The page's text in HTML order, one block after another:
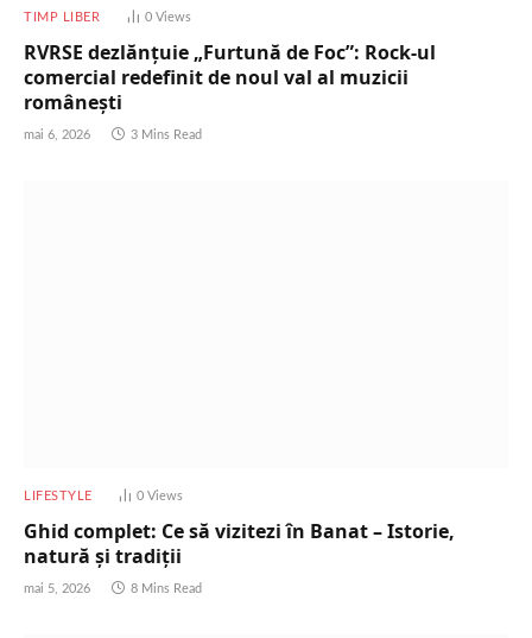
TIMP LIBER 0 Views
RVRSE dezlănțuie „Furtună de Foc”: Rock-ul
comercial redefinit de noul val al muzicii
românești
mai 6, 2026 3 Mins Read
LIFESTYLE 0 Views
Ghid complet: Ce să vizitezi în Banat – Istorie,
natură și tradiții
mai 5, 2026 8 Mins Read